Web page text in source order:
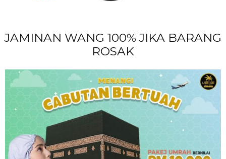
JAMINAN WANG 100% JIKA BARANG
ROSAK